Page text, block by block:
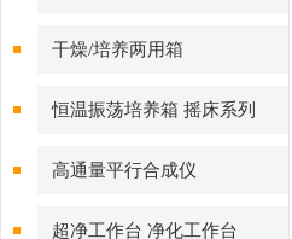
干燥/培养两用箱
恒温振荡培养箱 摇床系列
高通量平行合成仪
超净工作台 净化工作台